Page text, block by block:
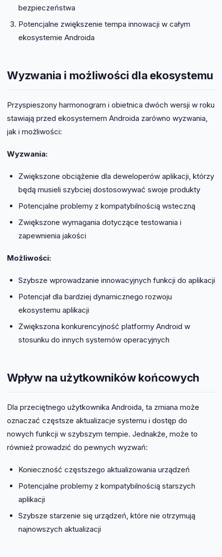
bezpieczeństwa
Potencjalne zwiększenie tempa innowacji w całym
ekosystemie Androida
Wyzwania i możliwości dla ekosystemu
Przyspieszony harmonogram i obietnica dwóch wersji w roku
stawiają przed ekosystemem Androida zarówno wyzwania,
jak i możliwości:
Wyzwania:
Zwiększone obciążenie dla deweloperów aplikacji, którzy
będą musieli szybciej dostosowywać swoje produkty
Potencjalne problemy z kompatybilnością wsteczną
Zwiększone wymagania dotyczące testowania i
zapewnienia jakości
Możliwości:
Szybsze wprowadzanie innowacyjnych funkcji do aplikacji
Potencjał dla bardziej dynamicznego rozwoju
ekosystemu aplikacji
Zwiększona konkurencyjność platformy Android w
stosunku do innych systemów operacyjnych
Wpływ na użytkowników końcowych
Dla przeciętnego użytkownika Androida, ta zmiana może
oznaczać częstsze aktualizacje systemu i dostęp do
nowych funkcji w szybszym tempie. Jednakże, może to
również prowadzić do pewnych wyzwań:
Konieczność częstszego aktualizowania urządzeń
Potencjalne problemy z kompatybilnością starszych
aplikacji
Szybsze starzenie się urządzeń, które nie otrzymują
najnowszych aktualizacji